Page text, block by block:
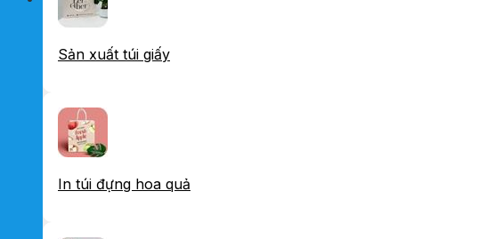
Sản xuất túi giấy
In túi đựng hoa quả